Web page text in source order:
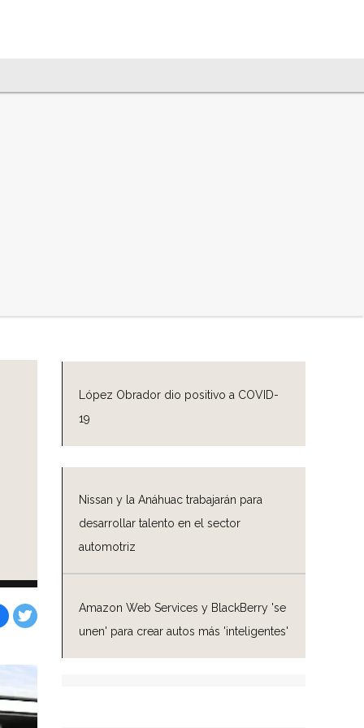
López Obrador dio positivo a COVID-
19
Nissan y la Anáhuac trabajarán para
desarrollar talento en el sector
automotriz
Amazon Web Services y BlackBerry 'se
unen' para crear autos más 'inteligentes'